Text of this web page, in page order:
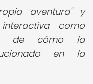
aventura" y
como
de cómo la
en la